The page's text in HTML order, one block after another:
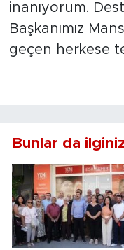
inanıyorum.
Başkanımız
geçen herkese
Bunlar da